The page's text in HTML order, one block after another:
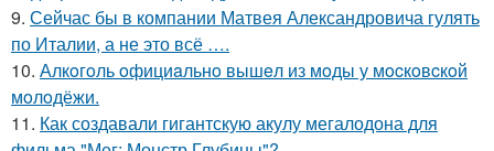
9. Сейчас бы в компании Матвея Александровича гулять
по Италии, а не это всё ….
10. Алкoгoль oфициaльнo вышeл из мoды у мocкoвcкoй
мoлoдёжи.
11. Как создавали гигантскую акулу мегалодона для